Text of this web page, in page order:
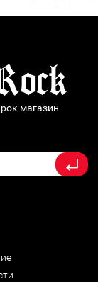
магазин